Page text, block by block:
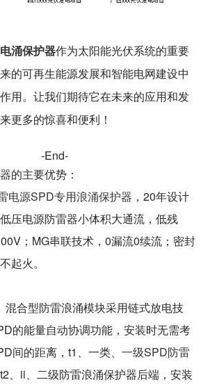
涌保护器作为太阳能光伏系统的重要
的可再生能源发展和智能电网建设中
用。让我们期待它在未来的应用和发
更多的惊喜和便利！
-End-
的主要优势：
电源SPD专用浪涌保护器 ，20年设计
压电源防雷器小体积大通流，低残
；MG串联技术，0漏流0续流；密封
起火。
混合型防雷浪涌模块采用链式放电技
的能量自动协调功能，安装时无需考
间的距离，t1、一类、 一级SPD防雷
、ii、二级防雷浪涌保护器后端，安装